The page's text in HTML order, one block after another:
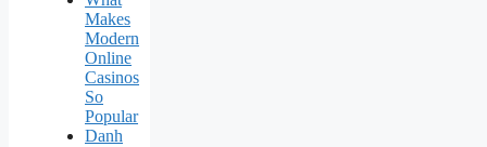
Makes
Modern
Online
Casinos
So
Popular
Danh